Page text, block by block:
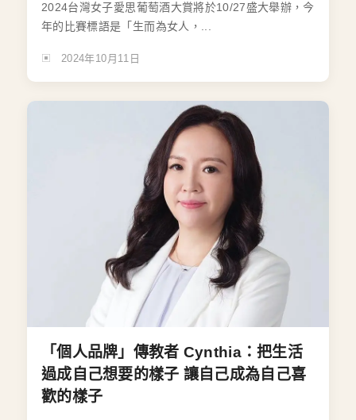
2024台灣女子愛思葡萄酒大賞將於10/27盛大舉辦，今
年的比賽標語是「生而為女人，...
2024年10月11日
「個人品牌」傳教者 Cynthia：把生活
過成自己想要的樣子 讓自己成為自己喜
歡的樣子